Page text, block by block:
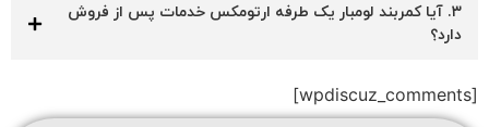
۳. آیا کمربند لومبار یک طرفه ارتومکس خدمات پس از فروش
دارد؟
[wpdiscuz_comments]